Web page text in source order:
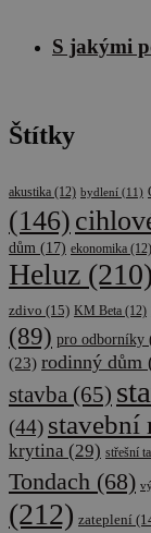
S jakými
Štítky
akustika (12) bydlení (11)
(146)
dům (17) ekonomika (12)
Heluz (210)
zdivo (15) KM Beta (12)
(89) pro odborníky
(23) rodinný dům
stavba (65)
(44) stavební
krytina (29) střešní
Tondach (68)
(212) zateplení